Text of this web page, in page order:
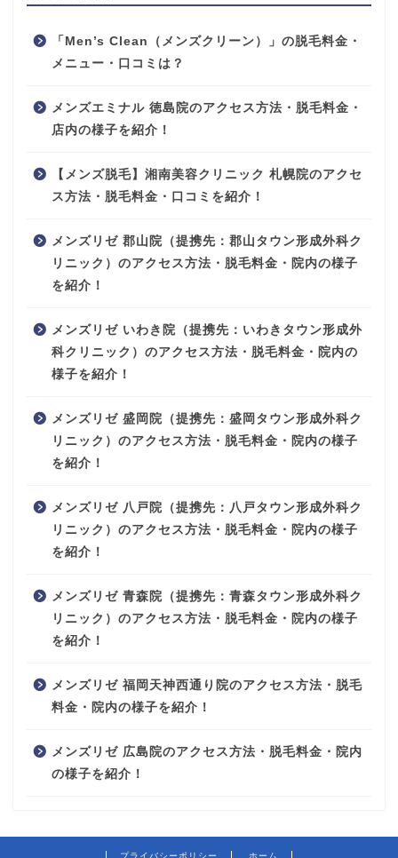
「Men’s Clean（メンズクリーン）」の脱毛料金・
メニュー・口コミは？
メンズエミナル 徳島院のアクセス方法・脱毛料金・
店内の様子を紹介！
【メンズ脱毛】湘南美容クリニック 札幌院のアクセ
ス方法・脱毛料金・口コミを紹介！
メンズリゼ 郡山院（提携先：郡山タウン形成外科ク
リニック）のアクセス方法・脱毛料金・院内の様子
を紹介！
メンズリゼ いわき院（提携先：いわきタウン形成外
科クリニック）のアクセス方法・脱毛料金・院内の
様子を紹介！
メンズリゼ 盛岡院（提携先：盛岡タウン形成外科ク
リニック）のアクセス方法・脱毛料金・院内の様子
を紹介！
メンズリゼ 八戸院（提携先：八戸タウン形成外科ク
リニック）のアクセス方法・脱毛料金・院内の様子
を紹介！
メンズリゼ 青森院（提携先：青森タウン形成外科ク
リニック）のアクセス方法・脱毛料金・院内の様子
を紹介！
メンズリゼ 福岡天神西通り院のアクセス方法・脱毛
料金・院内の様子を紹介！
メンズリゼ 広島院のアクセス方法・脱毛料金・院内
の様子を紹介！
プライバシーポリシー ホーム